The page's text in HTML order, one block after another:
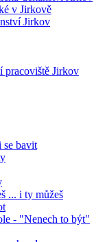
v Jirkově
Jirkov
pracoviště Jirkov
se bavit
... i ty můžeš
- "Nenech to být"